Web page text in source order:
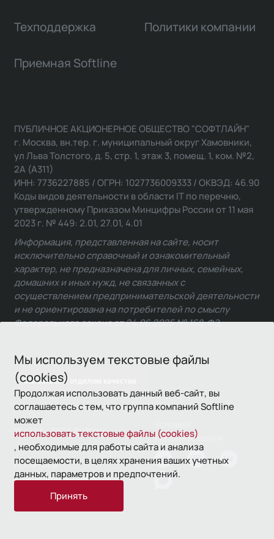
Мы используем текстовые файлы
(cookies)
Продолжая использовать данный веб-сайт, вы
соглашаетесь с тем, что группа компаний Softline
может
использовать текстовые файлы (cookies)
, необходимые для работы сайта и анализа
посещаемости, в целях хранения ваших учетных
данных, параметров и предпочтений.
Принять
Техподдержка Политики компании
Приемная Softline
Связаться с отделом качества
ПУБЛИЧНОЕ АКЦИОНЕРНОЕ ОБЩЕСТВО "СОФТЛАЙН"
г. Москва, вн.тер. г. муниципальный округ Хамовники,
ул Льва Толстого, д. 5, стр. 1, этаж 3, помещ. 1, ком. №2,
2А (А311)
ИНН: 7736227885 / ОГРН: 1027736009333 / ОКВЭД: 46.90
Коды видов деятельности в области IT по перечню,
утвержденному Приказом Минцифры России от 11 мая
2023 г. № 449: 2.01, 27.01, 4.01
Информация, представленная на сайте, носит
исключительно справочный и ознакомительный
характер, не предназначена для личных, семейных,
домашних и иных нужд, не связанных с
осуществлением предпринимательской деятельности
и не ориентирована на потребителей по смыслу
Федерального закона от 24.06.2025 № 168-ФЗ.
© 1993—2026 Softline
использования
Политика
конфиденциальности